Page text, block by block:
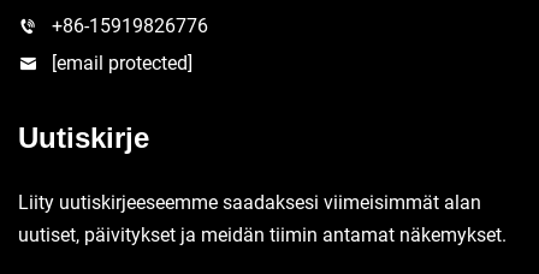
+86-15919826776
[email protected]
Uutiskirje
Liity uutiskirjeeseemme saadaksesi viimeisimmät alan
uutiset, päivitykset ja meidän tiimin antamat näkemykset.